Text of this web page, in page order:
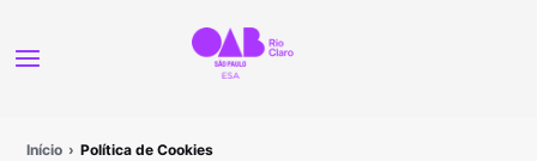
Início Política de Cookies